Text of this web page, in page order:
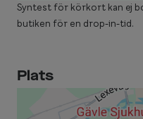
Syntest för körkort kan ej
butiken för en drop-in-tid.
Plats